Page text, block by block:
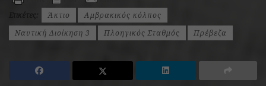
Ετικέτες: Άκτιο
Αμβρακικός κόλπος
Ναυτική Διοίκηση 3
Πλοηγικός Σταθμός Πρέβεζα